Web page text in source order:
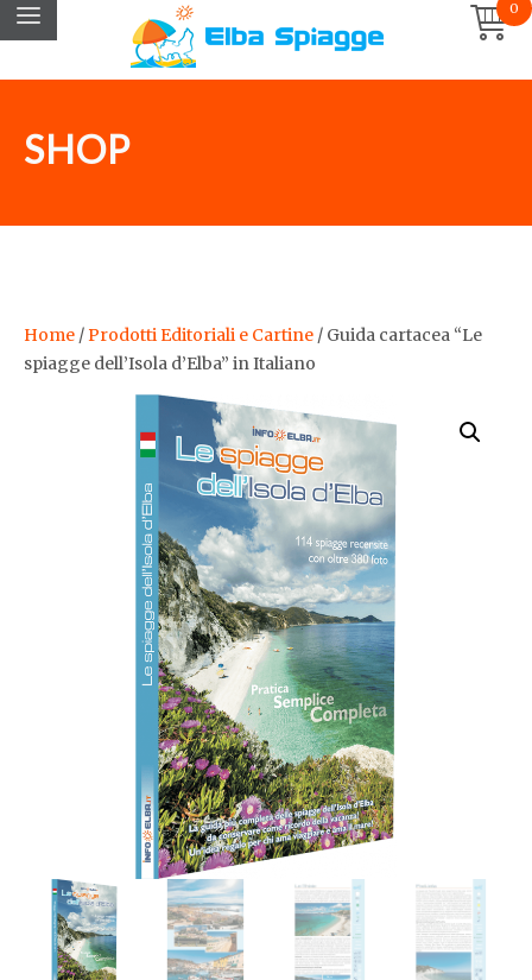
0
SHOP
Home /Prodotti Editoriali e Cartine / Guida cartacea “Le
spiagge dell’Isola d’Elba” in Italiano